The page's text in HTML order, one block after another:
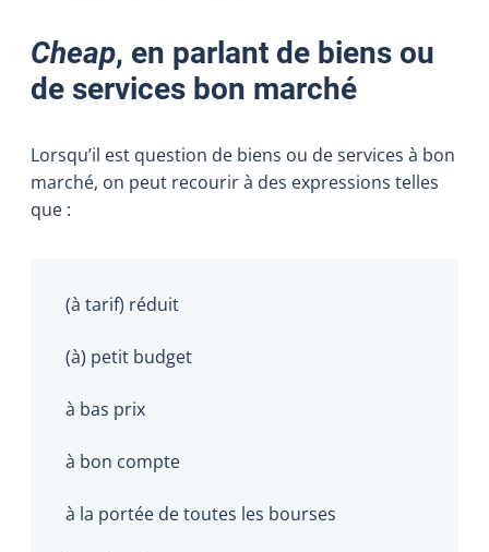
Cheap, en parlant de biens ou
de services bon marché
Lorsqu’il est question de biens ou de services à bon
marché, on peut recourir à des expressions telles
que :
(à tarif) réduit
(à) petit budget
à bas prix
à bon compte
à la portée de toutes les bourses